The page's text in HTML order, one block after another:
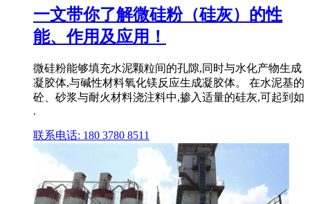
一文带你了解微硅粉（硅灰）的性
能、作用及应用！
微硅粉能够填充水泥颗粒间的孔隙,同时与水化产物生成
凝胶体,与碱性材料氧化镁反应生成凝胶体。 在水泥基的
砼、砂浆与耐火材料浇注料中,掺入适量的硅灰,可起到如
.
联系电话: 180 3780 8511